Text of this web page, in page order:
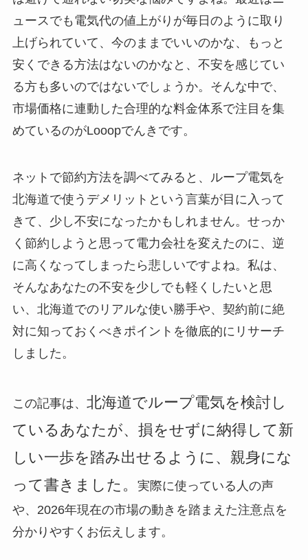
ュースでも電気代の値上がりが毎日のように取り
上げられていて、今のままでいいのかな、もっと
安くできる方法はないのかなと、不安を感じてい
る方も多いのではないでしょうか。そんな中で、
市場価格に連動した合理的な料金体系で注目を集
めているのがLooopでんきです。
ネットで節約方法を調べてみると、ループ電気を
北海道で使うデメリットという言葉が目に入って
きて、少し不安になったかもしれません。せっか
く節約しようと思って電力会社を変えたのに、逆
に高くなってしまったら悲しいですよね。私は、
そんなあなたの不安を少しでも軽くしたいと思
い、北海道でのリアルな使い勝手や、契約前に絶
対に知っておくべきポイントを徹底的にリサーチ
しました。
この記事は、 北海道でループ電気を検討し
ているあなたが、損をせずに納得して新
しい一歩を踏み出せるように、親身にな
って書きました。
実際に使っている人の声
や、2026年現在の市場の動きを踏まえた注意点を
分かりやすくお伝えします。